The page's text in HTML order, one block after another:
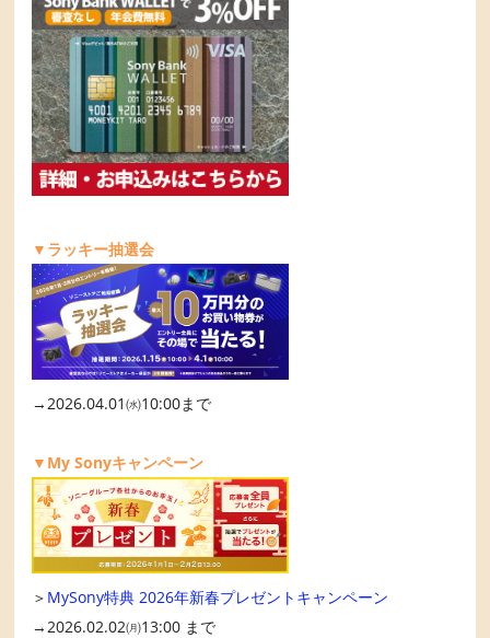
▼ラッキー抽選会
→2026.04.01㈬10:00まで
▼My Sonyキャンペーン
＞ MySony特典 2026年新春プレゼントキャンペーン
→2026.02.02㈪13:00 まで